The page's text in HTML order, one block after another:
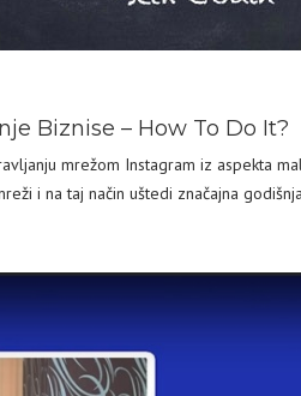
Biznise – How To Do It?
mrežom Instagram iz aspekta
i na taj način uštedi značajna